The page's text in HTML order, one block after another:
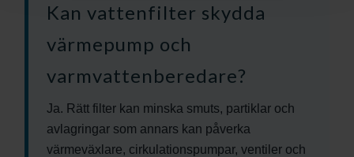
Kan vattenfilter skydda
värmepump och
varmvattenberedare?
Ja. Rätt filter kan minska smuts, partiklar och
avlagringar som annars kan påverka
värmeväxlare, cirkulationspumpar, ventiler och